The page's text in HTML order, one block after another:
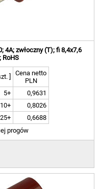
4A; zwłoczny (T); fi 8,4x7,6
RoHS
]
Cena netto
PLN
5+
0,9631
10+
0,8026
25+
0,6688
progów